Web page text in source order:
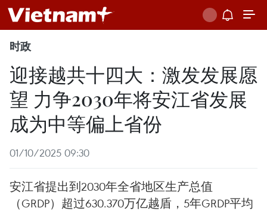
时政
迎接越共十四大：激发发展愿
望 力争2030年将安江省发展
成为中等偏上省份
01/10/2025 09:30
安江省提出到2030年全省地区生产总值
（GRDP）超过630.370万亿越盾，5年GRDP平均